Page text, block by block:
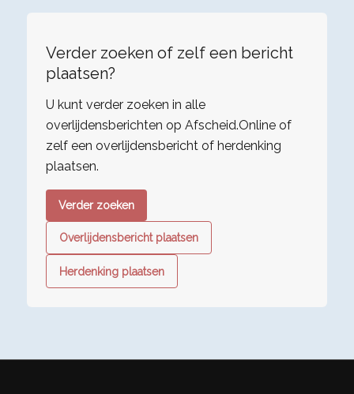
Verder zoeken of zelf een bericht
plaatsen?
U kunt verder zoeken in alle
overlijdensberichten op Afscheid.Online of
zelf een overlijdensbericht of herdenking
plaatsen.
Verder zoeken
Overlijdensbericht plaatsen
Herdenking plaatsen